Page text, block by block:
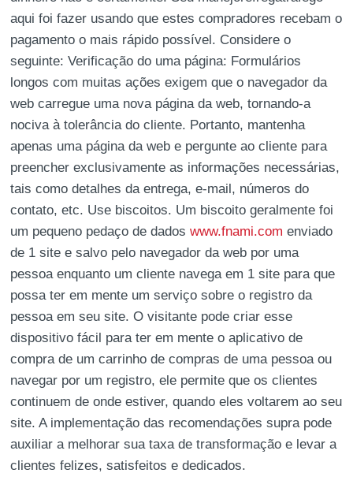
aqui foi fazer usando que estes compradores recebam o
pagamento o mais rápido possível. Considere o
seguinte: Verificação do uma página: Formulários
longos com muitas ações exigem que o navegador da
web carregue uma nova página da web, tornando-a
nociva à tolerância do cliente. Portanto, mantenha
apenas uma página da web e pergunte ao cliente para
preencher exclusivamente as informações necessárias,
tais como detalhes da entrega, e-mail, números do
contato, etc. Use biscoitos. Um biscoito geralmente foi
um pequeno pedaço de dadoswww.fnami.com enviado
de 1 site e salvo pelo navegador da web por uma
pessoa enquanto um cliente navega em 1 site para que
possa ter em mente um serviço sobre o registro da
pessoa em seu site. O visitante pode criar esse
dispositivo fácil para ter em mente o aplicativo de
compra de um carrinho de compras de uma pessoa ou
navegar por um registro, ele permite que os clientes
continuem de onde estiver, quando eles voltarem ao seu
site. A implementação das recomendações supra pode
auxiliar a melhorar sua taxa de transformação e levar a
clientes felizes, satisfeitos e dedicados.